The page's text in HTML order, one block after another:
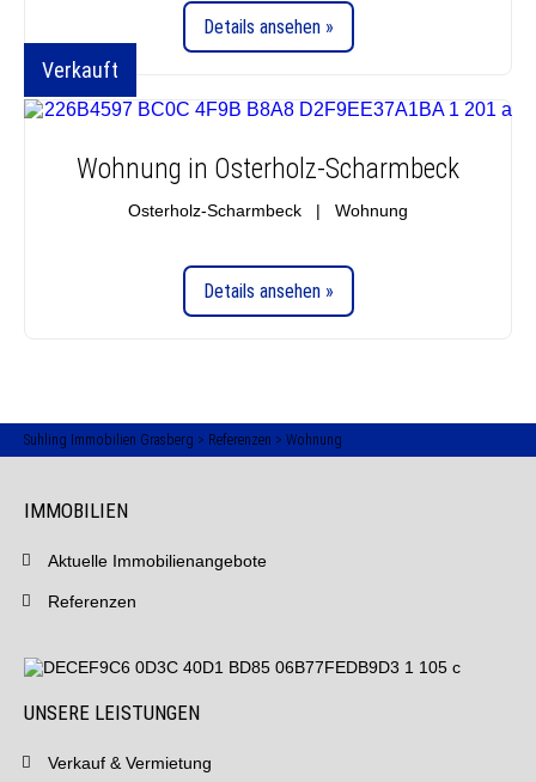
Details ansehen »
Verkauft
Wohnung in Osterholz-Scharmbeck
Osterholz-Scharmbeck | Wohnung
Details ansehen »
Suhling Immobilien Grasberg > Referenzen > Wohnung
IMMOBILIEN
Aktuelle Immobilienangebote
Referenzen
UNSERE LEISTUNGEN
Verkauf & Vermietung